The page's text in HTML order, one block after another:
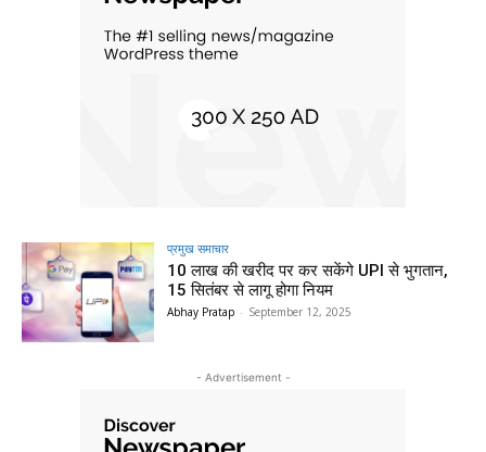
प्रमुख समाचार‎
10 लाख की खरीद पर कर सकेंगे UPI से भुगतान,
15 सितंबर से लागू होगा नियम
Abhay Pratap - September 12, 2025
- Advertisement -